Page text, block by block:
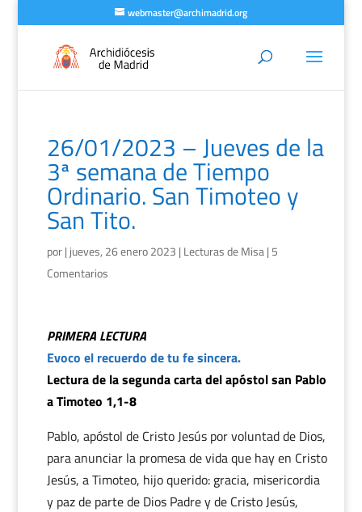
webmaster@archimadrid.org
26/01/2023 – Jueves de la
3ª semana de Tiempo
Ordinario. San Timoteo y
San Tito.
por| jueves, 26 enero 2023 | Lecturas de Misa| 5
Comentarios
PRIMERA LECTURA
Evoco el recuerdo de tu fe sincera.
Lectura de la segunda carta del apóstol san Pablo
a Timoteo 1,1-8
Pablo, apóstol de Cristo Jesús por voluntad de Dios,
para anunciar la promesa de vida que hay en Cristo
Jesús, a Timoteo, hijo querido: gracia, misericordia
y paz de parte de Dios Padre y de Cristo Jesús,